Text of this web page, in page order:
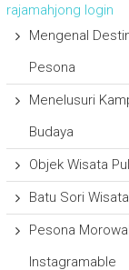
rajamahjong login
Mengenal
Pesona
Menelusuri
Budaya
Objek Wisata
Batu Sori
Pesona
Instagramable